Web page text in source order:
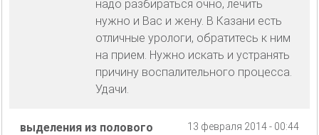
надо разбираться очно, лечить
нужно и Вас и жену. В Казани есть
отличные урологи, обратитесь к ним
на прием. Нужно искать и устранять
причину воспалительного процесса.
Удачи.
13 февраля 2014 - 00:44
выделения из полового